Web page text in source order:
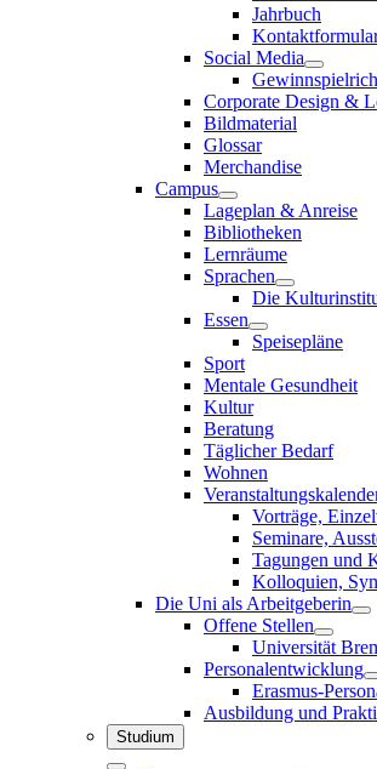
Jahrbuch
Social Media
Corporate Design &
Bildmaterial
Glossar
Merchandise
Campus
Lageplan & Anreise
Bibliotheken
Lernräume
Sprachen
Die
Essen
Speisepläne
Sport
Mentale Gesundheit
Kultur
Beratung
Täglicher Bedarf
Wohnen
Vorträge,
Seminare,
Tagungen und
Kolloquien,
Die Uni als Arbeitgeberin
Offene Stellen
Universität
Personalentwicklung
Erasmus-
Ausbildung und
Studium